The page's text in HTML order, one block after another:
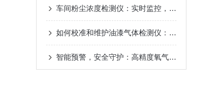
车间粉尘浓度检测仪：实时监控，守护车间空气质量
如何校准和维护油漆气体检测仪：保持仪器准确性和可靠性
智能预警，安全守护：高精度氧气浓度检测仪